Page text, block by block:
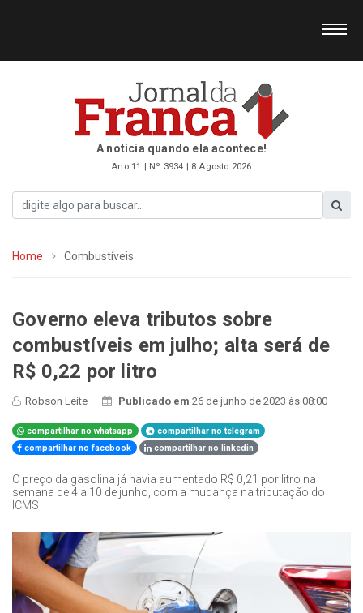
A notícia quando ela acontece!
Ano 11 | Nº 3934 | 8 Agosto 2026
Home Combustíveis
Governo eleva tributos sobre
combustíveis em julho; alta será de
R$ 0,22 por litro
Robson Leite Publicado em26 de junho de 2023 às 08:00
compartilhar no whatsapp
compartilhar no telegram
compartilhar no facebook
compartilhar no linkedin
O preço da gasolina já havia aumentado R$ 0,21 por litro na
semana de 4 a 10 de junho, com a mudança na tributação do
ICMS